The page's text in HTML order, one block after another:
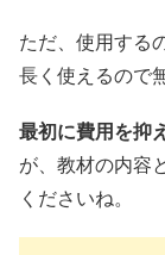
ただ、使用する
長く使えるので
最初に費用を抑
が、教材の内容
くださいね。